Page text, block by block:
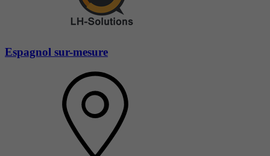
Espagnol sur-mesure